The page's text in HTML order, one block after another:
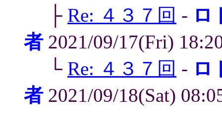
├ Re: ４３７回 - ロ
者 2021/09/17(Fri)
└ Re: ４３７回 - ロ
者 2021/09/18(Sat)